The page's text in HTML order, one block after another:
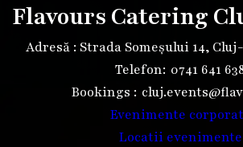
Flavours Catering
Adresă : Strada Someșului 14,
Telefon: 0741 641
Bookings :
Evenimente
Locatii evenimente